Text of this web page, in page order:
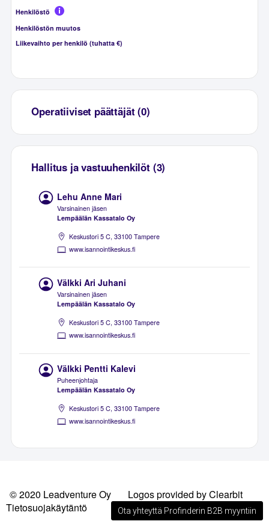
Henkilöstö
Henkilöstön muutos
Liikevaihto per henkilö (tuhatta €)
Operatiiviset päättäjät (0)
Hallitus ja vastuuhenkilöt (3)
Lehu Anne Mari
Varsinainen jäsen
Lempäälän Kassatalo Oy
Keskustori 5 C, 33100 Tampere
www.isannointikeskus.fi
Välkki Ari Juhani
Varsinainen jäsen
Lempäälän Kassatalo Oy
Keskustori 5 C, 33100 Tampere
www.isannointikeskus.fi
Välkki Pentti Kalevi
Puheenjohtaja
Lempäälän Kassatalo Oy
Keskustori 5 C, 33100 Tampere
www.isannointikeskus.fi
© 2020 Leadventure Oy
Logos provided by Clearbit
Tietosuojakäytäntö
Ota yhteyttä Profinderin B2B myyntiin